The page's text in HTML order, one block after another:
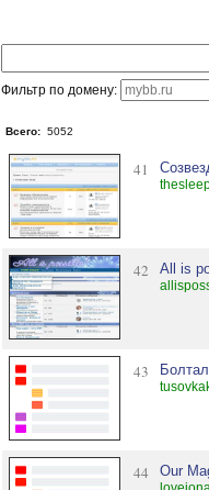
Фильтр по домену:
Всего: 5052
41
42 All is
43
44 Our